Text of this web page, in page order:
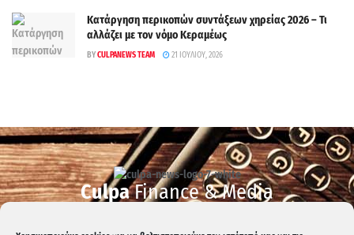
Κατάργηση περικοπών συντάξεων χηρείας 2026 – Τι
αλλάζει με τον νόμο Κεραμέως
BYCULPANEWS TEAM 21 ΙΟΥΛΊΟΥ, 2026
CulpaFinance & Media
Επικοινωνία:info@culpanews.gr